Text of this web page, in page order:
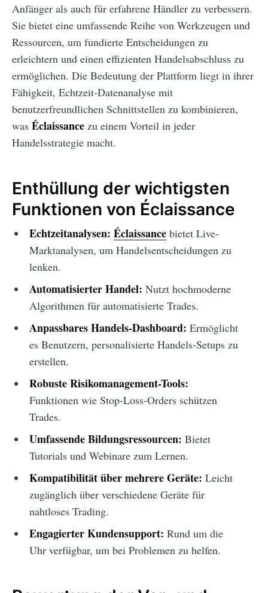
Anfänger als auch für erfahrene Händler zu verbessern.
Sie bietet eine umfassende Reihe von Werkzeugen und
Ressourcen, um fundierte Entscheidungen zu
erleichtern und einen effizienten Handelsabschluss zu
ermöglichen. Die Bedeutung der Plattform liegt in ihrer
Fähigkeit, Echtzeit-Datenanalyse mit
benutzerfreundlichen Schnittstellen zu kombinieren,
was Éclaissance zu einem Vorteil in jeder
Handelsstrategie macht.
Enthüllung der wichtigsten
Funktionen von Éclaissance
Echtzeitanalysen: Éclaissancebietet Live-
Marktanalysen, um Handelsentscheidungen zu
lenken.
Automatisierter Handel: Nutzt hochmoderne
Algorithmen für automatisierte Trades.
Anpassbares Handels-Dashboard: Ermöglicht
es Benutzern, personalisierte Handels-Setups zu
erstellen.
Robuste Risikomanagement-Tools:
Funktionen wie Stop-Loss-Orders schützen
Trades.
Umfassende Bildungsressourcen: Bietet
Tutorials und Webinare zum Lernen.
Kompatibilität über mehrere Geräte: Leicht
zugänglich über verschiedene Geräte für
nahtloses Trading.
Engagierter Kundensupport: Rund um die
Uhr verfügbar, um bei Problemen zu helfen.